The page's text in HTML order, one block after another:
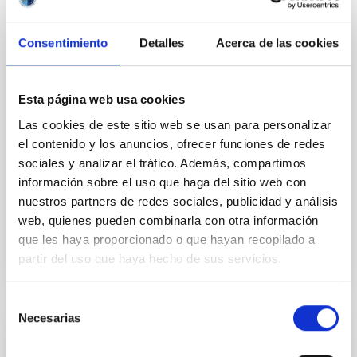
Consentimiento Detalles Acerca de las cookies
Esta página web usa cookies
Las cookies de este sitio web se usan para personalizar
el contenido y los anuncios, ofrecer funciones de redes
sociales y analizar el tráfico. Además, compartimos
información sobre el uso que haga del sitio web con
nuestros partners de redes sociales, publicidad y análisis
web, quienes pueden combinarla con otra información
que les haya proporcionado o que hayan recopilado a
partir del uso que haya hecho de sus servicios.
Necesarias
Guacimara García Bethencourt, junto con sus
supervisores de tesis Arianna Di Cintio y Sébastien
Astrofísica de la ULL e investigadores del IAC,
pionero sobre uno de los objetos más intrigantes de
la astrofísica actual: las galaxias oscuras, sistemas
ricos en gas y materia oscura, pero incapaces de
formar estrellas y, por tanto, invisibles para
Fecha de publicación 10/06/2026 - 16:38:56